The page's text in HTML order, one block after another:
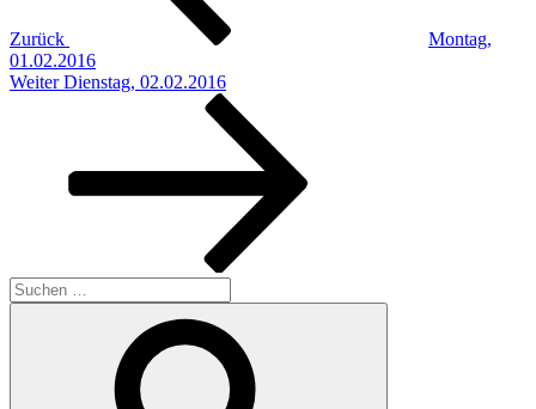
Zurück
Montag,
01.02.2016
Nächster
Weiter Dienstag, 02.02.2016
Suchen
nach: